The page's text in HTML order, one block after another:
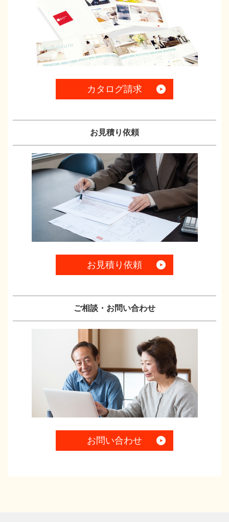
カタログ請求
お見積り依頼
お見積り依頼
ご相談・お問い合わせ
お問い合わせ